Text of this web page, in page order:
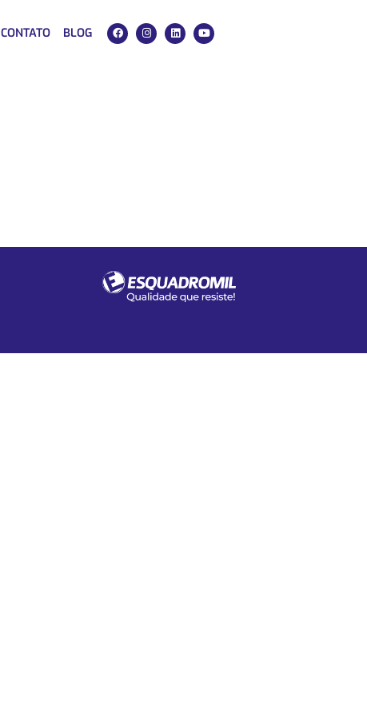
CONTATO BLOG